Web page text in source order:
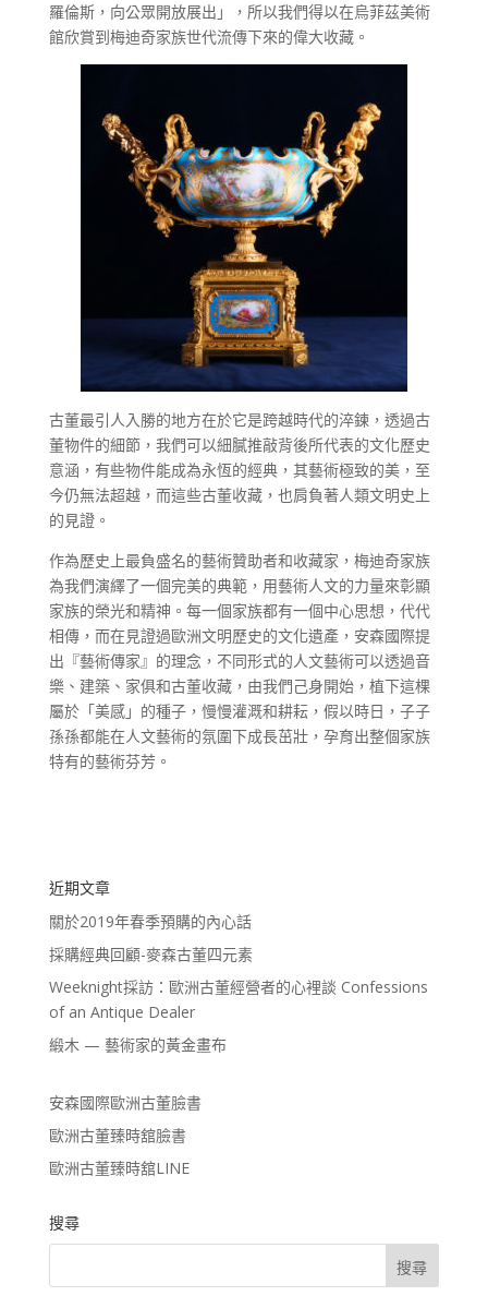
羅倫斯，向公眾開放展出」，所以我們得以在烏菲茲美術
館欣賞到梅迪奇家族世代流傳下來的偉大收藏。
古董最引人入勝的地方在於它是跨越時代的淬鍊，透過古
董物件的細節，我們可以細膩推敲背後所代表的文化歷史
意涵，有些物件能成為永恆的經典，其藝術極致的美，至
今仍無法超越，而這些古董收藏，也肩負著人類文明史上
的見證。
作為歷史上最負盛名的藝術贊助者和收藏家，梅迪奇家族
為我們演繹了一個完美的典範，用藝術人文的力量來彰顯
家族的榮光和精神。每一個家族都有一個中心思想，代代
相傳，而在見證過歐洲文明歷史的文化遺產，安森國際提
出『藝術傳家』的理念，不同形式的人文藝術可以透過音
樂、建築、家俱和古董收藏，由我們己身開始，植下這棵
屬於「美感」的種子，慢慢灌溉和耕耘，假以時日，子子
孫孫都能在人文藝術的氛圍下成長茁壯，孕育出整個家族
特有的藝術芬芳。
近期文章
關於2019年春季預購的內心話
採購經典回顧-麥森古董四元素
Weeknight採訪：歐洲古董經營者的心裡談 Confessions
of an Antique Dealer
緞木 — 藝術家的黃金畫布
安森國際歐洲古董臉書
歐洲古董臻時舘臉書
歐洲古董臻時舘LINE
搜尋